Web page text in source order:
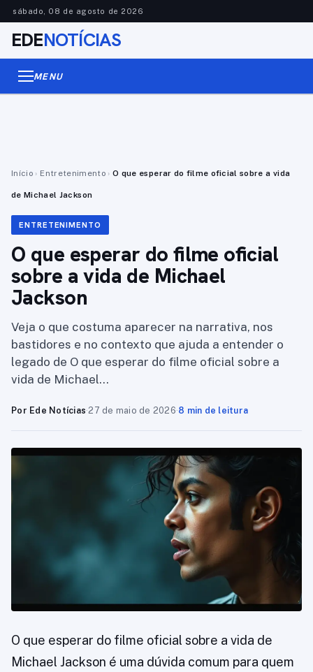
sábado, 08 de agosto de 2026
EDENOTÍCIAS
MENU
Início › Entretenimento › O que esperar do filme oficial sobre a vida
de Michael Jackson
ENTRETENIMENTO
O que esperar do filme oficial
sobre a vida de Michael
Jackson
Veja o que costuma aparecer na narrativa, nos
bastidores e no contexto que ajuda a entender o
legado de O que esperar do filme oficial sobre a
vida de Michael…
Por Ede Notícias·27 de maio de 2026·8 min de leitura
O que esperar do filme oficial sobre a vida de
Michael Jackson é uma dúvida comum para quem